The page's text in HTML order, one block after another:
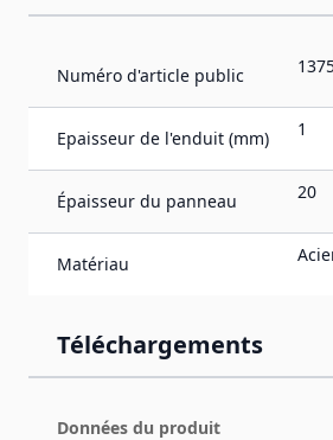
Numéro d'article public
Epaisseur de l'enduit (mm) 1
Épaisseur du panneau 20
Matériau
Téléchargements
Données du produit